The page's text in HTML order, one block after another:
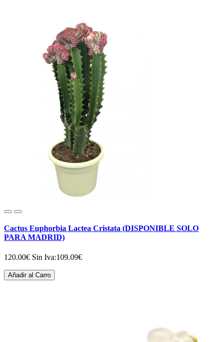
Cactus Euphorbia Lactea Cristata (DISPONIBLE SOLO
PARA MADRID)
120.00€ Sin Iva:109.09€
Añadir al Carro